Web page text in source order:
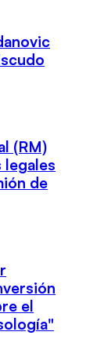
(RM)
legales
de
el